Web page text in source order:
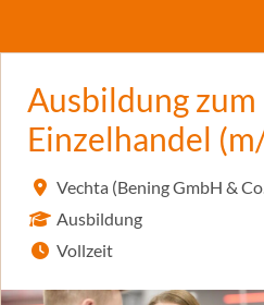
Ausbildung
Einzelhandel
Vechta (Bening GmbH &
Ausbildung
Vollzeit